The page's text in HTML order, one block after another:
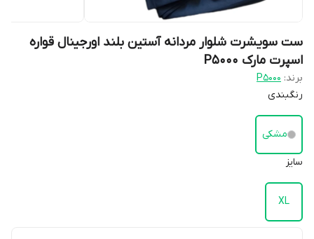
ست سویشرت شلوار مردانه آستین بلند اورجینال قواره
اسپرت مارک P5000
برند: P5000
رنگبندی
مشکی
سایز
XL